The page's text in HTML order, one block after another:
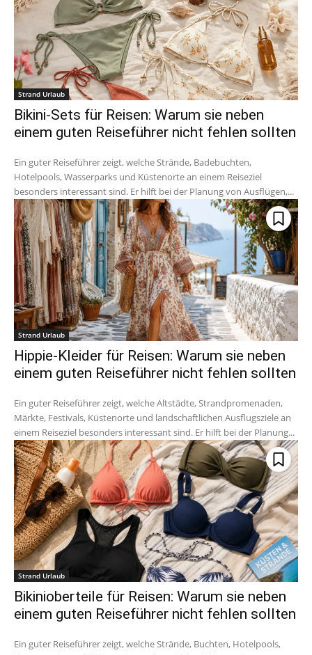
Strand Urlaub
Bikini-Sets für Reisen: Warum sie neben
einem guten Reiseführer nicht fehlen sollten
Ein guter Reiseführer zeigt, welche Strände, Badebuchten,
Hotelpools, Wasserparks und Küstenorte an einem Reiseziel
besonders interessant sind. Er hilft bei der Planung von Ausflügen,...
Strand Urlaub
Hippie-Kleider für Reisen: Warum sie neben
einem guten Reiseführer nicht fehlen sollten
Ein guter Reiseführer zeigt, welche Altstädte, Strandpromenaden,
Märkte, Festivals, Küstenorte und landschaftlichen Ausflugsziele an
einem Reiseziel besonders interessant sind. Er hilft bei der Planung...
Strand Urlaub
Bikinioberteile für Reisen: Warum sie neben
einem guten Reiseführer nicht fehlen sollten
Ein guter Reiseführer zeigt, welche Strände, Buchten, Hotelpools,